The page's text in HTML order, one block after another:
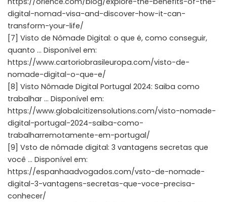
digital-nomad-visa-and-discover-how-it-can-
transform-your-life/
[7] Visto de Nômade Digital: o que é, como conseguir,
quanto … Disponível em:
https://www.cartoriobrasileuropa.com/visto-de-
nomade-digital-o-que-e/
[8] Visto Nômade Digital Portugal 2024: Saiba como
trabalhar … Disponível em:
https://www.globalcitizensolutions.com/visto-nomade-
digital-portugal-2024-saiba-como-
trabalharremotamente-em-portugal/
[9] Vsto de nômade digital: 3 vantagens secretas que
você … Disponível em:
https://espanhaadvogados.com/vsto-de-nomade-
digital-3-vantagens-secretas-que-voce-precisa-
conhecer/